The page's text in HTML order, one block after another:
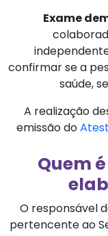
Exame
confirmar se a
saúde,
A realização
emissão do
Quem
O responsável
pertencente ao